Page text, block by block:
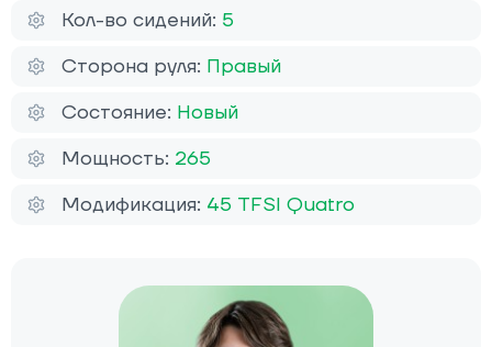
Кол-во сидений: 5
Сторона руля: Правый
Состояние: Новый
Мощность: 265
Модификация: 45 TFSI Quatro